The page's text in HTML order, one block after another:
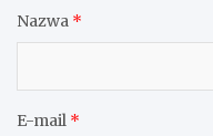
Nazwa *
E-mail *